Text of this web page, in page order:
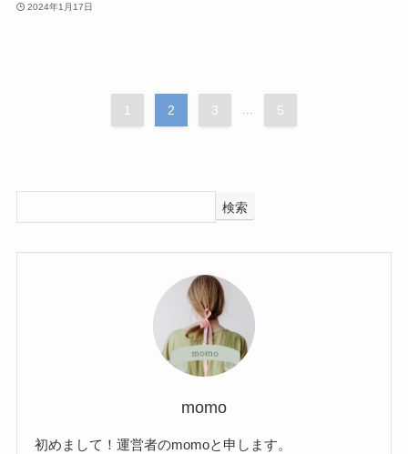
2024年1月17日
1 2 3 ... 5
検索
momo
初めまして！運営者のmomoと申します。